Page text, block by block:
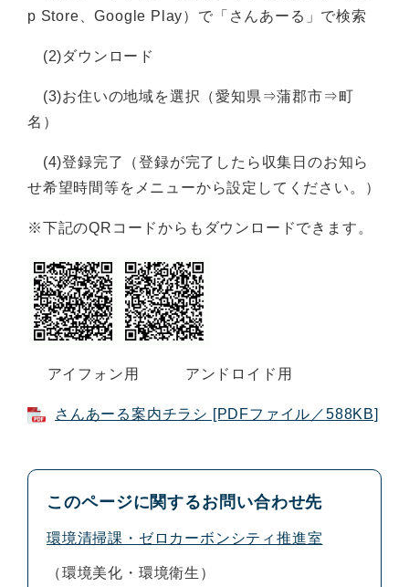
p Store、Google Play）で「さんあーる」で検索
(2)ダウンロード
(3)お住いの地域を選択（愛知県⇒蒲郡市⇒町
名）
(4)登録完了（登録が完了したら収集日のお知ら
せ希望時間等をメニューから設定してください。）
※下記のQRコードからもダウンロードできます。
アイフォン用 アンドロイド用
さんあーる案内チラシ [PDFファイル／588KB]
このページに関するお問い合わせ先
環境清掃課・ゼロカーボンシティ推進室
環境美化・環境衛生